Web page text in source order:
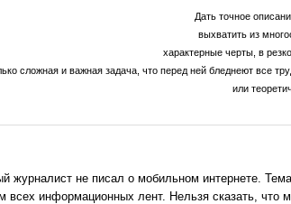
Дать точное
выхватить из
характерные черты, в
сложная и важная задача, что перед ней бледнеют все
или
не писал о мобильном интернете. Тема
информационных лент. Нельзя сказать, что